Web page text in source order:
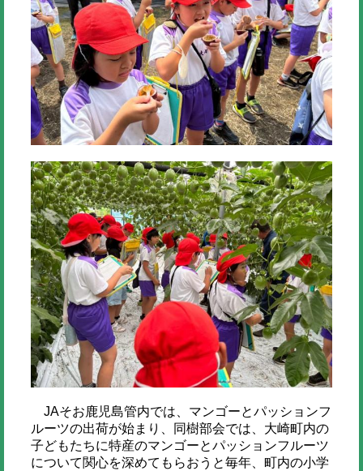
JAそお鹿児島管内では、マンゴーとパッションフ
ルーツの出荷が始まり、同樹部会では、大崎町内の
子どもたちに特産のマンゴーとパッションフルーツ
について関心を深めてもらおうと毎年、町内の小学